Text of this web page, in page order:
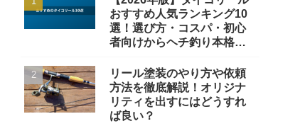
おすすめ人気ランキング10
選！選び方・コスパ・初心
者向けからヘチ釣り本格派
リール塗装のやり方や依頼
方法を徹底解説！オリジナ
リティを出すにはどうすれ
ば良い？